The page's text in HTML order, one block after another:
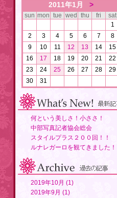
2011年1月 >
sun mon tue wed thu fri
sat
1
2
3 4 5 6 7
8
9
10 11 12 13 14
15
16
17 18 19 20 21
22
23
24 25 26 27 28
29
30
31
何という美しさ！小ささ！
中部写真記者協会総会
スタイルプラス２００回！！
ルナレガーロを観てきました！
2019年10月 (1)
2019年9月 (1)